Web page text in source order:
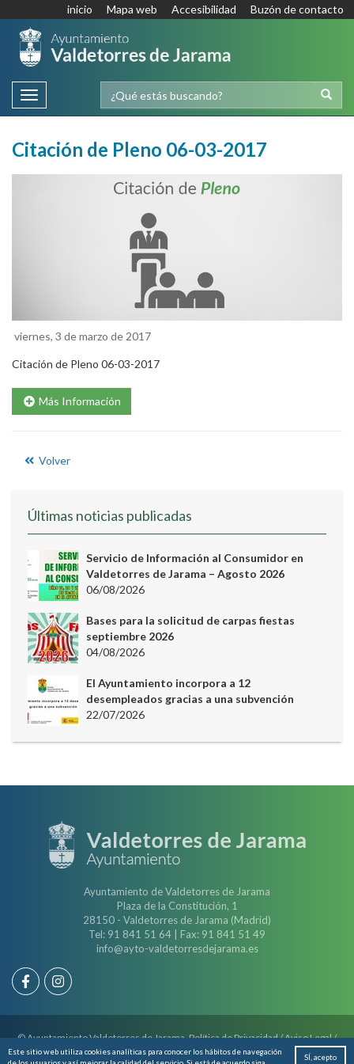
SÍ, acepto
Este sitio web utiliza cookies analíticas para conocer los hábitos de navegación
inicio Mapa web Accesibilidad Buzón de contacto
Toggle
navigation
Citación de Pleno 06-03-2017
viernes, 3 de marzo de 2017
Citación de Pleno 06-03-2017
Más Información
Volver
Últimas noticias publicadas
Servicio de Información al Consumidor en
Valdetorres de Jarama – Agosto 2026
06/08/2026
Bases para la solicitud de carpas fiestas
septiembre 2026
04/08/2026
El Ayuntamiento incorpora a 12
desempleados gracias a una subvención
22/07/2026
Ayuntamiento de Valdetorres de Jarama
Plaza de la Constitución, 1
28150 - Valdetorres de Jarama (Madrid)
Tel: 91 841 51 64 | Fax: 91 841 51 49
info@ayto-valdetorresdejarama.es
© Ayuntamiento Valdetorres de Jarama.Política de Privacidad/Aviso Legal/
Política de Cookies